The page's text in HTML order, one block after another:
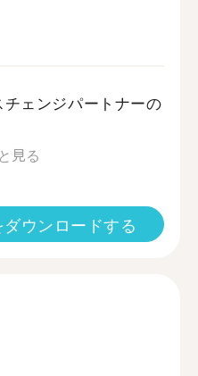
ェンジパートナーの
見る
ウンロードする